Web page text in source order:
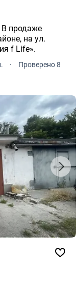
на ул.
f Life».
·
Проверено 8